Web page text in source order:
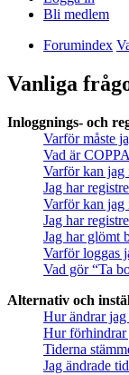
Bli medlem
Forumindex
Vanliga
Inloggnings- och
Varför måste
Vad är
Varför kan jag
Jag har
Varför kan jag
Jag har
Jag har glömt
Varför loggas
Vad gör “Ta
Alternativ och
Hur ändrar
Hur förhindrar
Tiderna
Jag ändrade